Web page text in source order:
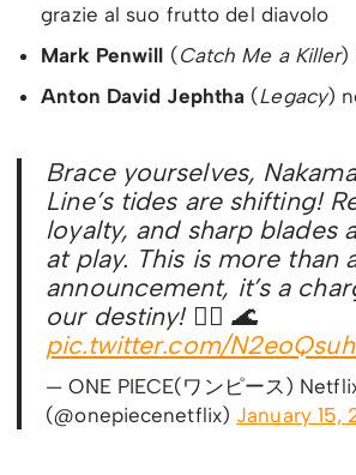
grazie al suo frutto del diavolo
Mark Penwill (Catch Me a Killer)
Anton David Jephtha (Legacy)
Brace yourselves,
Line’s tides are shifting!
loyalty, and sharp blades
at play. This is more than
announcement, it’s a
our destiny! 🏴‍☠️ 🌊
pic.twitter.com/
— ONE PIECE(ワンピース)
(@onepiecenetflix) January 15,